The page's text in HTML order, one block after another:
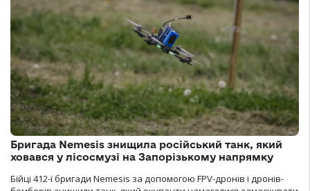
Бригада Nemesis знищила російський танк, який
ховався у лісосмузі на Запорізькому напрямку
Бійці 412-ї бригади Nemesis за допомогою FPV-дронів і дронів-